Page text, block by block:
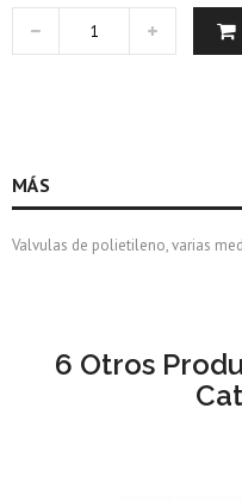
MÁS
Valvulas de polietileno, varias
6 Otros